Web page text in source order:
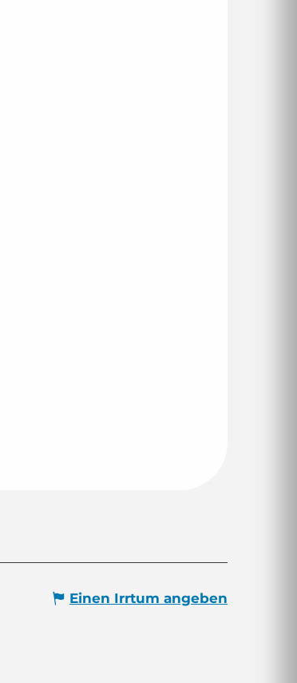
Einen Irrtum angeben